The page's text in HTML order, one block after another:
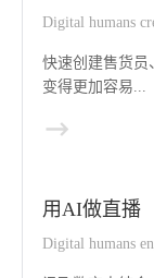
Digital humans
快速创建售货员
变得更加容易...
用AI做直播
Digital humans